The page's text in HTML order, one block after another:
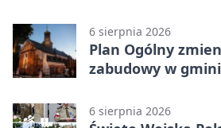
6 sierpnia 2026
Plan Ogólny
zabudowy w
6 sierpnia 2026